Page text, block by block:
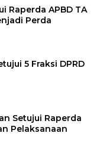
Raperda APBD TA
Perda
5 Fraksi DPRD
Setujui Raperda
Pelaksanaan